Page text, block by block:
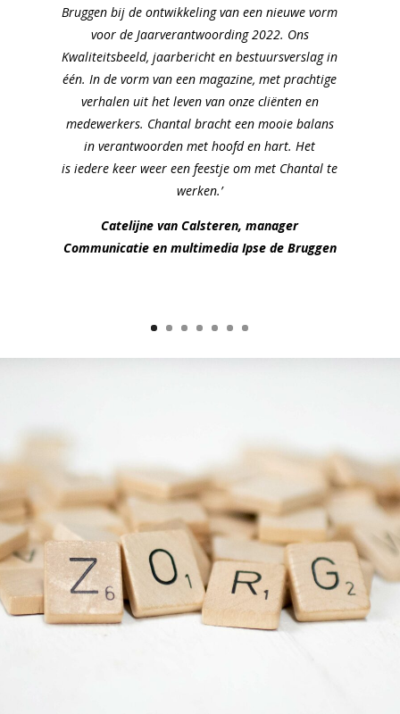
Bruggen bij de ontwikkeling van een nieuwe vorm
voor de Jaarverantwoording 2022. Ons
Kwaliteitsbeeld, jaarbericht en bestuursverslag in
één. In de vorm van een magazine, met prachtige
verhalen uit het leven van onze cliënten en
medewerkers. Chantal bracht een mooie balans
in verantwoorden met hoofd en hart. Het
is iedere keer weer een feestje om met Chantal te
werken.’
Catelijne van Calsteren, manager
Communicatie en multimedia Ipse de Bruggen